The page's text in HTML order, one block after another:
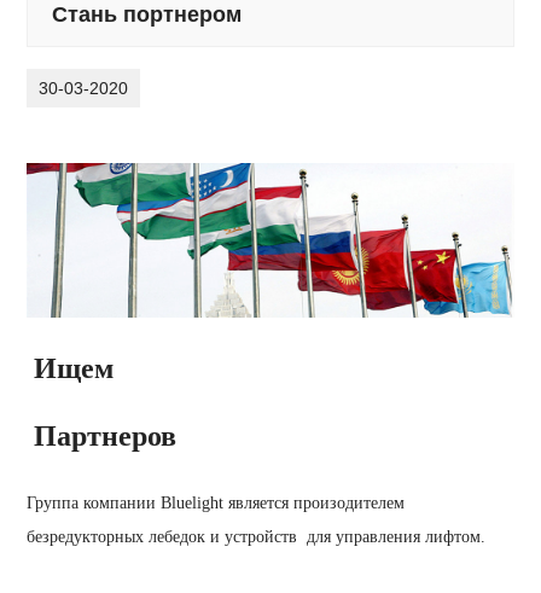
Стань портнером
30-03-2020
Ищем
Партнеров
Группа компании Bluelight является произодителем
безредукторных лебедок и устройств для управления лифтом.